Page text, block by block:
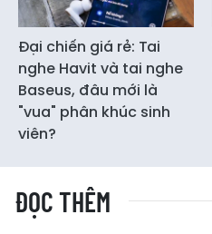
Đại chiến giá rẻ: Tai
nghe Havit và tai nghe
Baseus, đâu mới là
"vua" phân khúc sinh
viên?
ĐỌC THÊM